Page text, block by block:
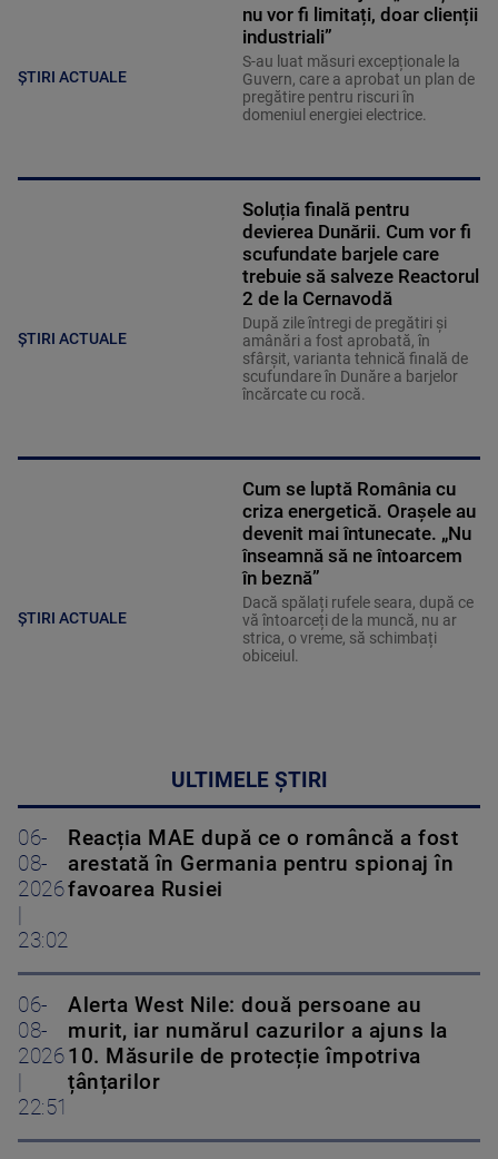
ȘTIRI ACTUALE
nu vor fi limitați, doar clienții
industriali”
S-au luat măsuri excepționale la
Guvern, care a aprobat un plan de
pregătire pentru riscuri în
domeniul energiei electrice.
ȘTIRI ACTUALE
Soluția finală pentru
devierea Dunării. Cum vor fi
scufundate barjele care
trebuie să salveze Reactorul
2 de la Cernavodă
După zile întregi de pregătiri și
amânări a fost aprobată, în
sfârșit, varianta tehnică finală de
scufundare în Dunăre a barjelor
încărcate cu rocă.
ȘTIRI ACTUALE
Cum se luptă România cu
criza energetică. Orașele au
devenit mai întunecate. „Nu
înseamnă să ne întoarcem
în beznă”
Dacă spălați rufele seara, după ce
vă întoarceți de la muncă, nu ar
strica, o vreme, să schimbați
obiceiul.
ULTIMELE ȘTIRI
06-
08-
2026
23:02
Reacția MAE după ce o româncă a fost
arestată în Germania pentru spionaj în
favoarea Rusiei
06-
08-
2026
22:51
Alerta West Nile: două persoane au
murit, iar numărul cazurilor a ajuns la
10. Măsurile de protecție împotriva
țânțarilor